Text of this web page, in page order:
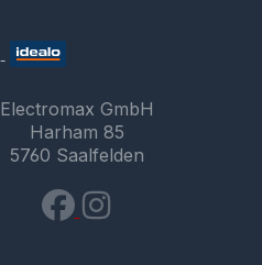
Electromax GmbH
Harham 85
5760 Saalfelden